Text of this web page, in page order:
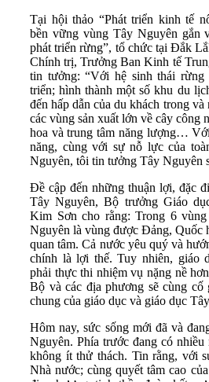
Tại hội thảo “Phát triển kinh tế
bền vững vùng Tây Nguyên gắn
phát triển rừng”, tổ chức tại Đắk
Chính trị, Trưởng Ban Kinh tế
tin tưởng: “Với hệ sinh thái rừng
triển; hình thành một số khu du
đến hấp dẫn của du khách trong
các vùng sản xuất lớn về cây công
hoa và trung tâm năng lượng…
năng, cùng với sự nỗ lực của
Nguyên, tôi tin tưởng Tây Nguyên
Đề cập đến những thuận lợi, đặc
Tây Nguyên, Bộ trưởng Giáo
Kim Sơn cho rằng: Trong 6
Nguyên là vùng được Đảng, Quốc
quan tâm. Cả nước yêu quý và
chính là lợi thế. Tuy nhiên, giáo
phải thực thi nhiệm vụ nặng nề
Bộ và các địa phương sẽ cùng cố
chung của giáo dục và giáo dục
Hôm nay, sức sống mới đã và
Nguyên. Phía trước đang có
không ít thử thách. Tin rằng, với
Nhà nước; cùng quyết tâm cao